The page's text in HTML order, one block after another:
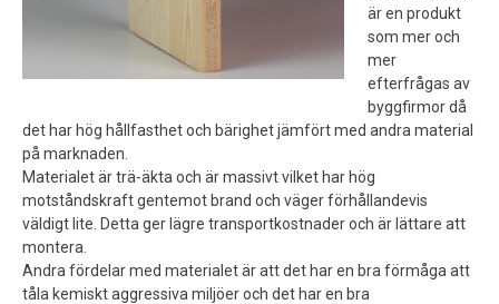
är en produkt
som mer och
mer
efterfrågas av
byggfirmor då
det har hög hållfasthet och bärighet jämfört med andra material
på marknaden.
Materialet är trä-äkta och är massivt vilket har hög
motståndskraft gentemot brand och väger förhållandevis
väldigt lite. Detta ger lägre transportkostnader och är lättare att
montera.
Andra fördelar med materialet är att det har en bra förmåga att
tåla kemiskt aggressiva miljöer och det har en bra